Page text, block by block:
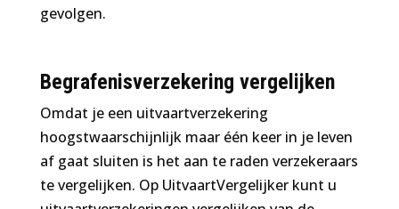
gevolgen.
Begrafenisverzekering vergelijken
Omdat je een uitvaartverzekering
hoogstwaarschijnlijk maar één keer in je leven
af gaat sluiten is het aan te raden verzekeraars
te vergelijken. Op UitvaartVergelijker kunt u